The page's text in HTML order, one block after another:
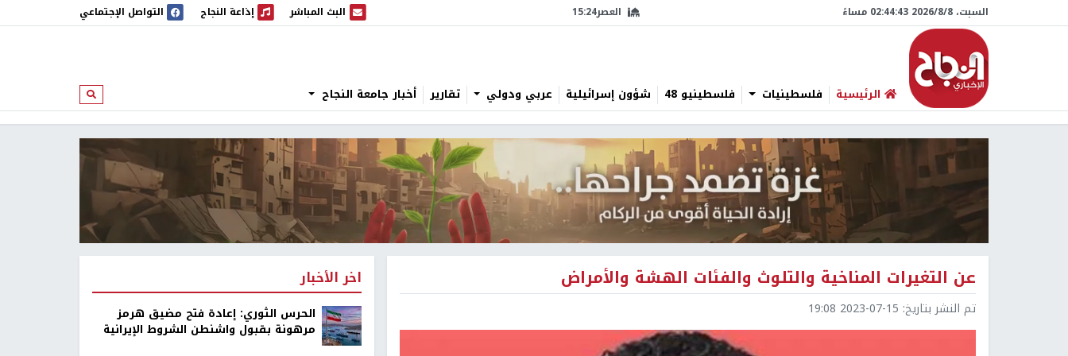
السبت، 8/‏8/‏2026 02:44:44 مساءً العصر15:24 البث المباشر
البث المباشر إذاعة النجاح
إذاعة النجاح التواصل الإجتماعي
الرئيسية فلسطينيات فلسطينيو 48 شؤون إسرائيلية عربي ودولي تقارير أخبار جامعة النجاح ابحث
عن التغيرات المناخية والتلوث والفئات الهشة والأمراض
تم النشر بتاريخ: 2023-07-15 19:08
اخر الأخبار
الحرس الثوري: إعادة فتح مضيق هرمز
مرهونة بقبول واشنطن الشروط الإيرانية